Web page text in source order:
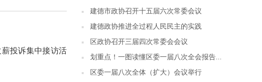
投诉集中接访活
建德市政协召开十五届六次常委会议
建德政协推进全过程人民民主的实践
区政协召开三届四次常委会会议
划重点！一图读懂区委一届八次全会报告...
区委一届八次全体（扩大）会议举行